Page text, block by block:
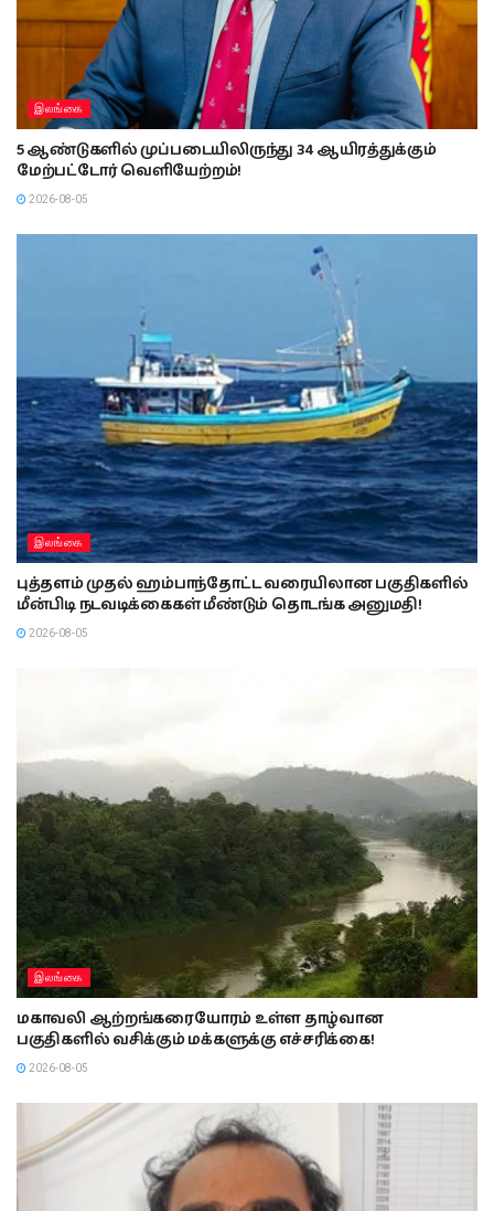
இலங்கை
5 ஆண்டுகளில் முப்படையிலிருந்து 34 ஆயிரத்துக்கும்
மேற்பட்டோர் வெளியேற்றம்!
2026-08-05
இலங்கை
புத்தளம் முதல் ஹம்பாந்தோட்ட வரையிலான பகுதிகளில்
மீன்பிடி நடவடிக்கைகள் மீண்டும் தொடங்க அனுமதி!
2026-08-05
இலங்கை
மகாவலி ஆற்றங்கரையோரம் உள்ள தாழ்வான
பகுதிகளில் வசிக்கும் மக்களுக்கு எச்சரிக்கை!
2026-08-05